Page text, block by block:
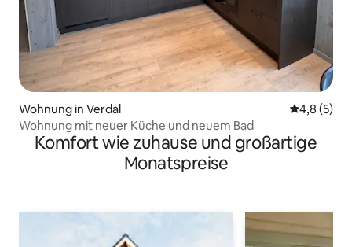
Wohnung in Verdal
4,8 (5)
Wohnung mit neuer Küche und neuem Bad
Komfort wie zuhause und großartige
Monatspreise